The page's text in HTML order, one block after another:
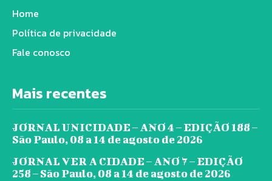
Home
Política de privacidade
Fale conosco
Mais recentes
JORNAL UNICIDADE – ANO 4 – EDIÇÃO 188 –
São Paulo, 08 a 14 de agosto de 2026
JORNAL VER A CIDADE – ANO 7 – EDIÇÃO
258 – São Paulo, 08 a 14 de agosto de 2026